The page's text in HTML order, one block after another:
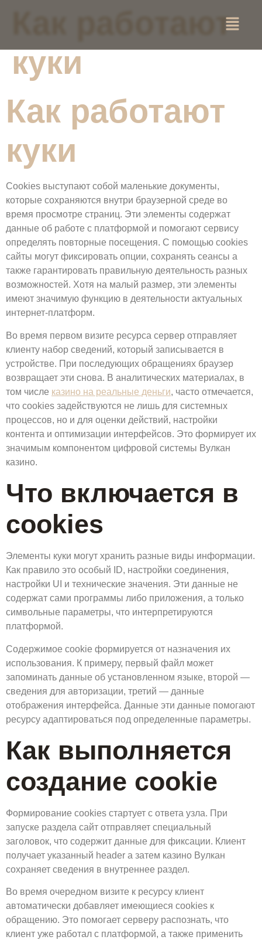
Как работают
куки
Как работают
куки
Cookies выступают собой маленькие документы,
которые сохраняются внутри браузерной среде во
время просмотре страниц. Эти элементы содержат
данные об работе с платформой и помогают сервису
определять повторные посещения. С помощью cookies
сайты могут фиксировать опции, сохранять сеансы а
также гарантировать правильную деятельность разных
возможностей. Хотя на малый размер, эти элементы
имеют значимую функцию в деятельности актуальных
интернет-платформ.
Во время первом визите ресурса сервер отправляет
клиенту набор сведений, который записывается в
устройстве. При последующих обращениях браузер
возвращает эти снова. В аналитических материалах, в
том числе казино на реальные деньги, часто отмечается,
что cookies задействуются не лишь для системных
процессов, но и для оценки действий, настройки
контента и оптимизации интерфейсов. Это формирует их
значимым компонентом цифровой системы Вулкан
казино.
Что включается в
cookies
Элементы куки могут хранить разные виды информации.
Как правило это особый ID, настройки соединения,
настройки UI и технические значения. Эти данные не
содержат сами программы либо приложения, а только
символьные параметры, что интерпретируются
платформой.
Содержимое cookie формируется от назначения их
использования. К примеру, первый файл может
запоминать данные об установленном языке, второй —
сведения для авторизации, третий — данные
отображения интерфейса. Данные эти данные помогают
ресурсу адаптироваться под определенные параметры.
Как выполняется
создание cookie
Формирование cookies стартует с ответа узла. При
запуске раздела сайт отправляет специальный
заголовок, что содержит данные для фиксации. Клиент
получает указанный header а затем казино Вулкан
сохраняет сведения в внутреннее раздел.
Во время очередном визите к ресурсу клиент
автоматически добавляет имеющиеся cookies к
обращению. Это помогает серверу распознать, что
клиент уже работал с платформой, а также применить